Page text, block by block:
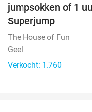
jumpsokken of 1
Superjump
The House of Fun
Geel
Verkocht: 1.760